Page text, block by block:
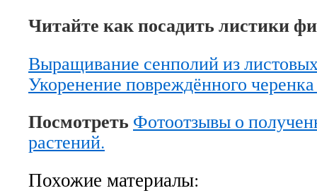
Читайте как посадить листики
Выращивание сенполий из
Укоренение повреждённого
Посмотреть Фотоотзывы о
растений.
Похожие материалы: